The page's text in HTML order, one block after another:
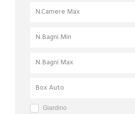
Giardino